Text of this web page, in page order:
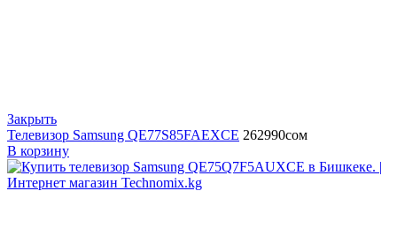
Закрыть
Телевизор Samsung QE77S85FAEXCE 262990сом
В корзину